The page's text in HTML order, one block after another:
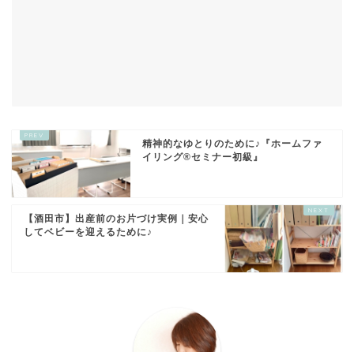
精神的なゆとりのために♪『ホームファ
イリング®セミナー初級』
【酒田市】出産前のお片づけ実例｜安心
してベビーを迎えるために♪